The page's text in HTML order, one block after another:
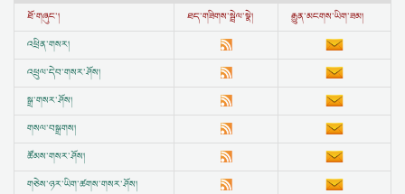
ཐོ་གཞུང་། ཐད་གཟིགས་སྦྲེལ་སྣེ།
རྒྱུན་མངགས་ཡིག་ཟམ།
འཕྲིན་གསར།
འཕྲུལ་དེབ་གསར་ཤོས།
སྒྲ་གསར་ཤོས།
གསལ་བསྒྲགས།
ཚོམས་གསར་ཤོས།
གཅེས་ཉར་ཡིག་ཚགས་གསར་ཤོས།